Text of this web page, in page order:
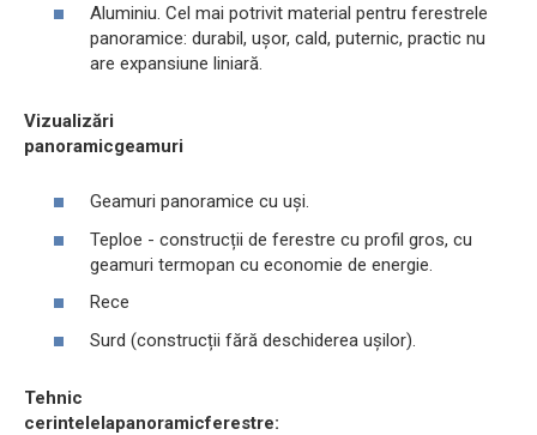
Aluminiu. Cel mai potrivit material pentru ferestrele
panoramice: durabil, ușor, cald, puternic, practic nu
are expansiune liniară.
Vizualizări
panoramicgeamuri
Geamuri panoramice cu uși.
Teploe - construcții de ferestre cu profil gros, cu
geamuri termopan cu economie de energie.
Rece
Surd (construcții fără deschiderea ușilor).
Tehnic
cerintelelapanoramicferestre: